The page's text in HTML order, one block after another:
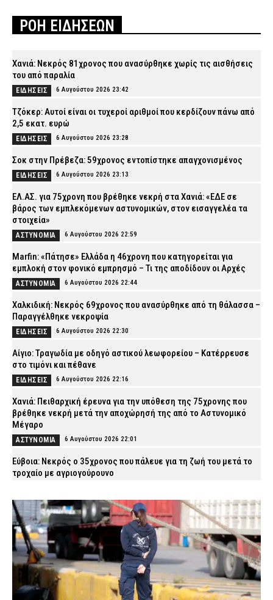
ΡΟΗ ΕΙΔΗΣΕΩΝ
Χανιά: Νεκρός 81χρονος που ανασύρθηκε χωρίς τις αισθήσεις
του από παραλία
ΕΙΔΗΣΕΙΣ 6 Αυγούστου 2026 23:42
Τζόκερ: Αυτοί είναι οι τυχεροί αριθμοί που κερδίζουν πάνω από
2,5 εκατ. ευρώ
ΕΙΔΗΣΕΙΣ 6 Αυγούστου 2026 23:28
Σοκ στην Πρέβεζα: 59χρονος εντοπίστηκε απαγχονισμένος
ΕΙΔΗΣΕΙΣ 6 Αυγούστου 2026 23:13
ΕΛ.ΑΣ. για 75χρονη που βρέθηκε νεκρή στα Χανιά: «ΕΔΕ σε
βάρος των εμπλεκόμενων αστυνομικών, στον εισαγγελέα τα
στοιχεία»
ΑΣΤΥΝΟΜΙΑ 6 Αυγούστου 2026 22:59
Marfin: «Πάτησε» Ελλάδα η 46χρονη που κατηγορείται για
εμπλοκή στον φονικό εμπρησμό – Τι της αποδίδουν οι Αρχές
ΑΣΤΥΝΟΜΙΑ 6 Αυγούστου 2026 22:44
Χαλκιδική: Νεκρός 69χρονος που ανασύρθηκε από τη θάλασσα –
Παραγγέλθηκε νεκροψία
ΕΙΔΗΣΕΙΣ 6 Αυγούστου 2026 22:30
Αίγιο: Τραγωδία με οδηγό αστικού λεωφορείου – Κατέρρευσε
στο τιμόνι και πέθανε
ΕΙΔΗΣΕΙΣ 6 Αυγούστου 2026 22:16
Χανιά: Πειθαρχική έρευνα για την υπόθεση της 75χρονης που
βρέθηκε νεκρή μετά την αποχώρησή της από το Αστυνομικό
Μέγαρο
ΑΣΤΥΝΟΜΙΑ 6 Αυγούστου 2026 22:01
Εύβοια: Νεκρός ο 35χρονος που πάλευε για τη ζωή του μετά το
τροχαίο με αγριογούρουνο
Άρτα: Συνελήφθησαν δύο στελέχη του ΔΕΔΔΗΕ μετά την έκρηξη
σε μετασχηματιστή και την πυρκαγιά
ΑΣΤΥΝΟΜΙΑ 6 Αυγούστου 2026 21:32
Συρία: Βόμβα εξερράγη σε λεωφορείο κοντά στη Δαμασκό –
Αναφορές για πολλούς νεκρούς
ΔΙΕΘΝΗ 6 Αυγούστου 2026 21:18